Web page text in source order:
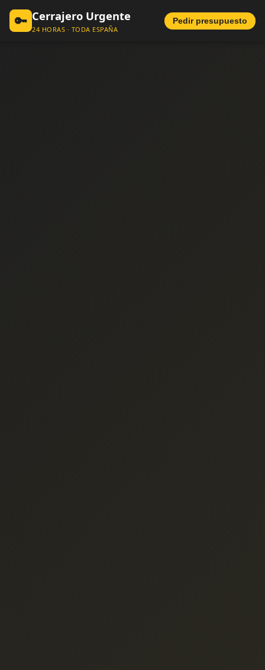
🔑 Cerrajero Urgente
24 HORAS · TODA ESPAÑA
Pedir presupuesto